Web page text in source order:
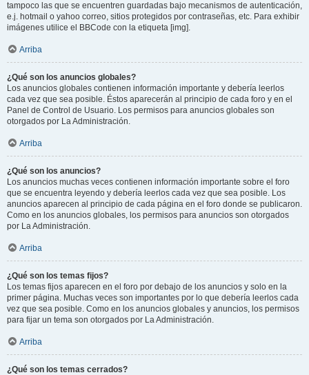
tampoco las que se encuentren guardadas bajo mecanismos de autenticación,
e.j. hotmail o yahoo correo, sitios protegidos por contraseñas, etc. Para exhibir
imágenes utilice el BBCode con la etiqueta [img].
Arriba
¿Qué son los anuncios globales?
Los anuncios globales contienen información importante y debería leerlos
cada vez que sea posible. Éstos aparecerán al principio de cada foro y en el
Panel de Control de Usuario. Los permisos para anuncios globales son
otorgados por La Administración.
Arriba
¿Qué son los anuncios?
Los anuncios muchas veces contienen información importante sobre el foro
que se encuentra leyendo y debería leerlos cada vez que sea posible. Los
anuncios aparecen al principio de cada página en el foro donde se publicaron.
Como en los anuncios globales, los permisos para anuncios son otorgados
por La Administración.
Arriba
¿Qué son los temas fijos?
Los temas fijos aparecen en el foro por debajo de los anuncios y solo en la
primer página. Muchas veces son importantes por lo que debería leerlos cada
vez que sea posible. Como en los anuncios globales y anuncios, los permisos
para fijar un tema son otorgados por La Administración.
Arriba
¿Qué son los temas cerrados?